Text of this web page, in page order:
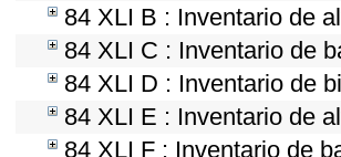
84 XLI B : Inventario de
84 XLI C : Inventario de
84 XLI D : Inventario de
84 XLI E : Inventario de
84 XLI F : Inventario de